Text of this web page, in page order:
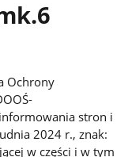
Ochrony
stron i
2024 r., znak:
w części i w tym